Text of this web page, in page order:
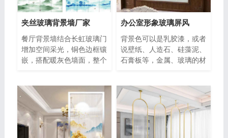
夹丝玻璃背景墙厂家
餐厅背景墙结合长虹玻璃门
增加空间采光，铜色边框镶
嵌，搭配暖灰色墙面，整个
办公室形象玻璃屏风
背景色可以是乳胶漆，或者
说壁纸、人造石、硅藻泥、
石膏板等，金属、玻璃的材